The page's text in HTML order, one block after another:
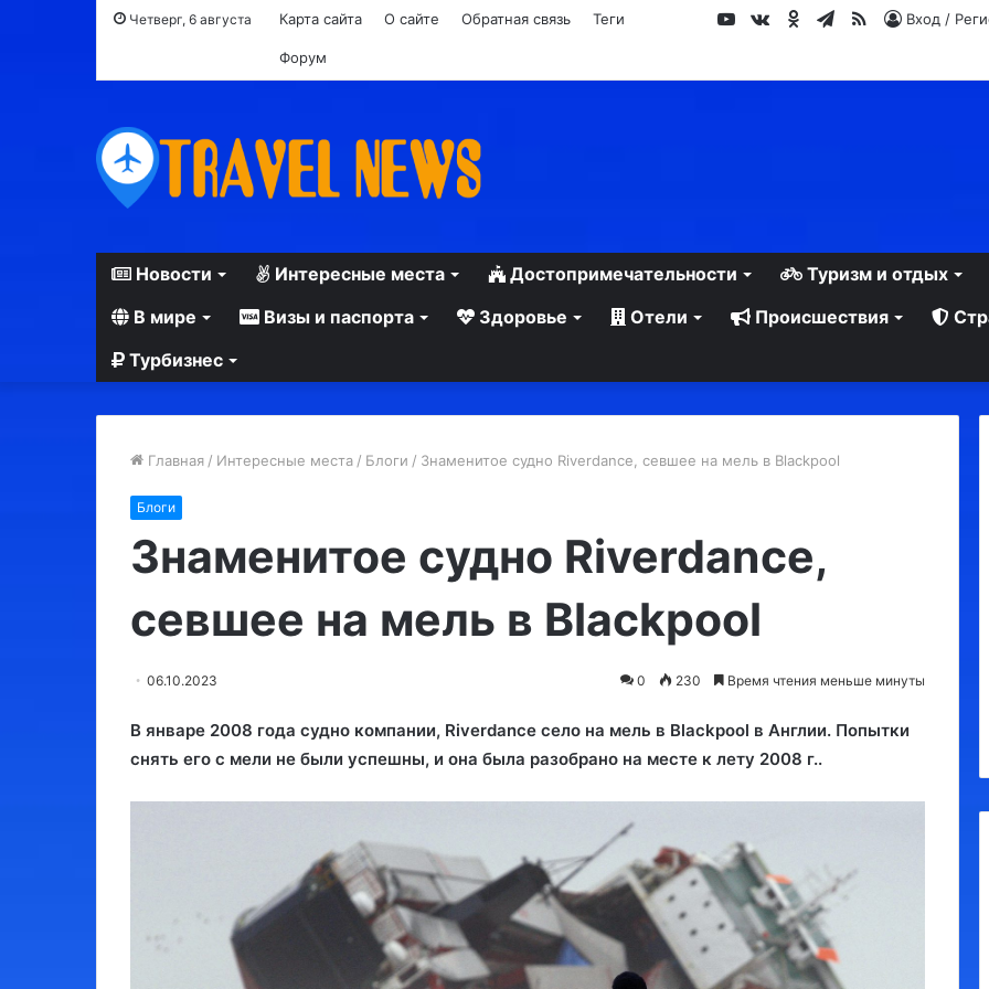
Четверг, 6 августа Карта сайта О сайте Обратная связь Теги
Форум
Вход /
RSS
Telegram
Одноклассники
vk.com
YouTube
Новости Интересные места Достопримечательности Туризм и отдых
В мире
Визы и паспорта Здоровье Отели Происшествия
Турбизнес
Главная / Интересные места / Блоги / Знаменитое судно Riverdance, севшее на мель в Blackpool
Блоги
Знаменитое судно Riverdance,
севшее на мель в Blackpool
06.10.2023 0 230 Время чтения меньше минуты
В январе 2008 года судно компании, Riverdance село на мель в Blackpool в Англии. Попытки
снять его с мели не были успешны, и она была разобрано на месте к лету 2008 г..
Израиль: места, обязательные
для посещения
взимать
с
россиян:
до
сутки
10.09.2023
курортный сбор с россиян: до
100 руб в сутки